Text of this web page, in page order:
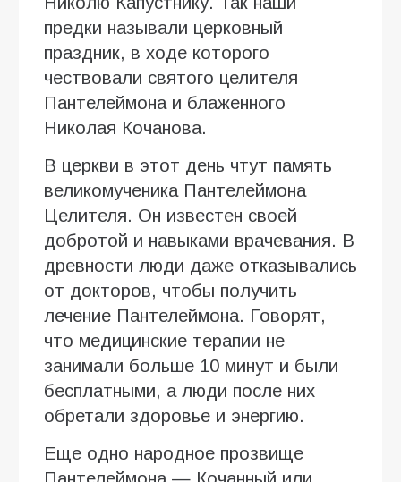
предки называли церковный
праздник, в ходе которого
чествовали святого целителя
Пантелеймона и блаженного
Николая Кочанова.
В церкви в этот день чтут память
великомученика Пантелеймона
Целителя. Он известен своей
добротой и навыками врачевания. В
древности люди даже отказывались
от докторов, чтобы получить
лечение Пантелеймона. Говорят,
что медицинские терапии не
занимали больше 10 минут и были
бесплатными, а люди после них
обретали здоровье и энергию.
Еще одно народное прозвище